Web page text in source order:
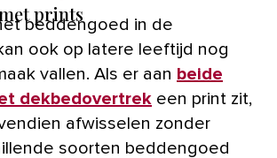
prints
beddengoed in de
ook op latere leeftijd nog
vallen. Als er aan beide
dekbedovertrek een print zit,
afwisselen zonder
soorten beddengoed